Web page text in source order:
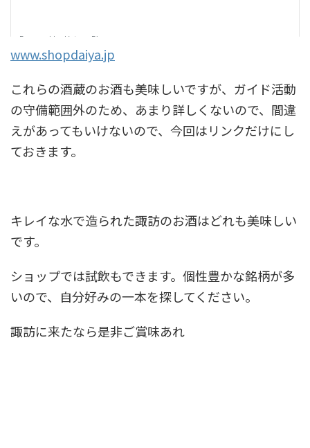
www.shopdaiya.jp
これらの酒蔵のお酒も美味しいですが、ガイド活動
の守備範囲外のため、あまり詳しくないので、間違
えがあってもいけないので、今回はリンクだけにし
ておきます。
キレイな水で造られた諏訪のお酒はどれも美味しい
です。
ショップでは試飲もできます。個性豊かな銘柄が多
いので、自分好みの一本を探してください。
諏訪に来たなら是非ご賞味あれ